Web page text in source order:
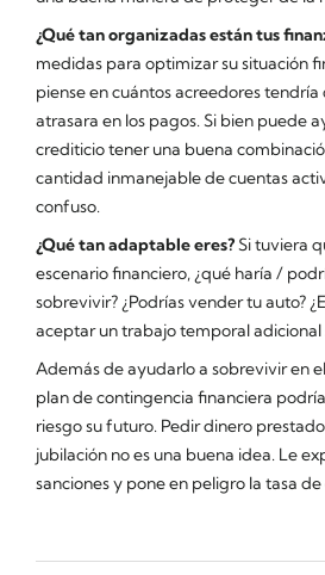
¿Qué tan organizadas están tus
medidas para optimizar su situación
piense en cuántos acreedores tendría
atrasara en los pagos. Si bien puede
crediticio tener una buena
cantidad inmanejable de cuentas
confuso.
¿Qué tan adaptable eres?Si tuviera
escenario financiero, ¿qué haría /
sobrevivir? ¿Podrías vender tu auto?
aceptar un trabajo temporal adicional
Además de ayudarlo a sobrevivir en
plan de contingencia financiera
riesgo su futuro. Pedir dinero
jubilación no es una buena idea. Le
sanciones y pone en peligro la tasa